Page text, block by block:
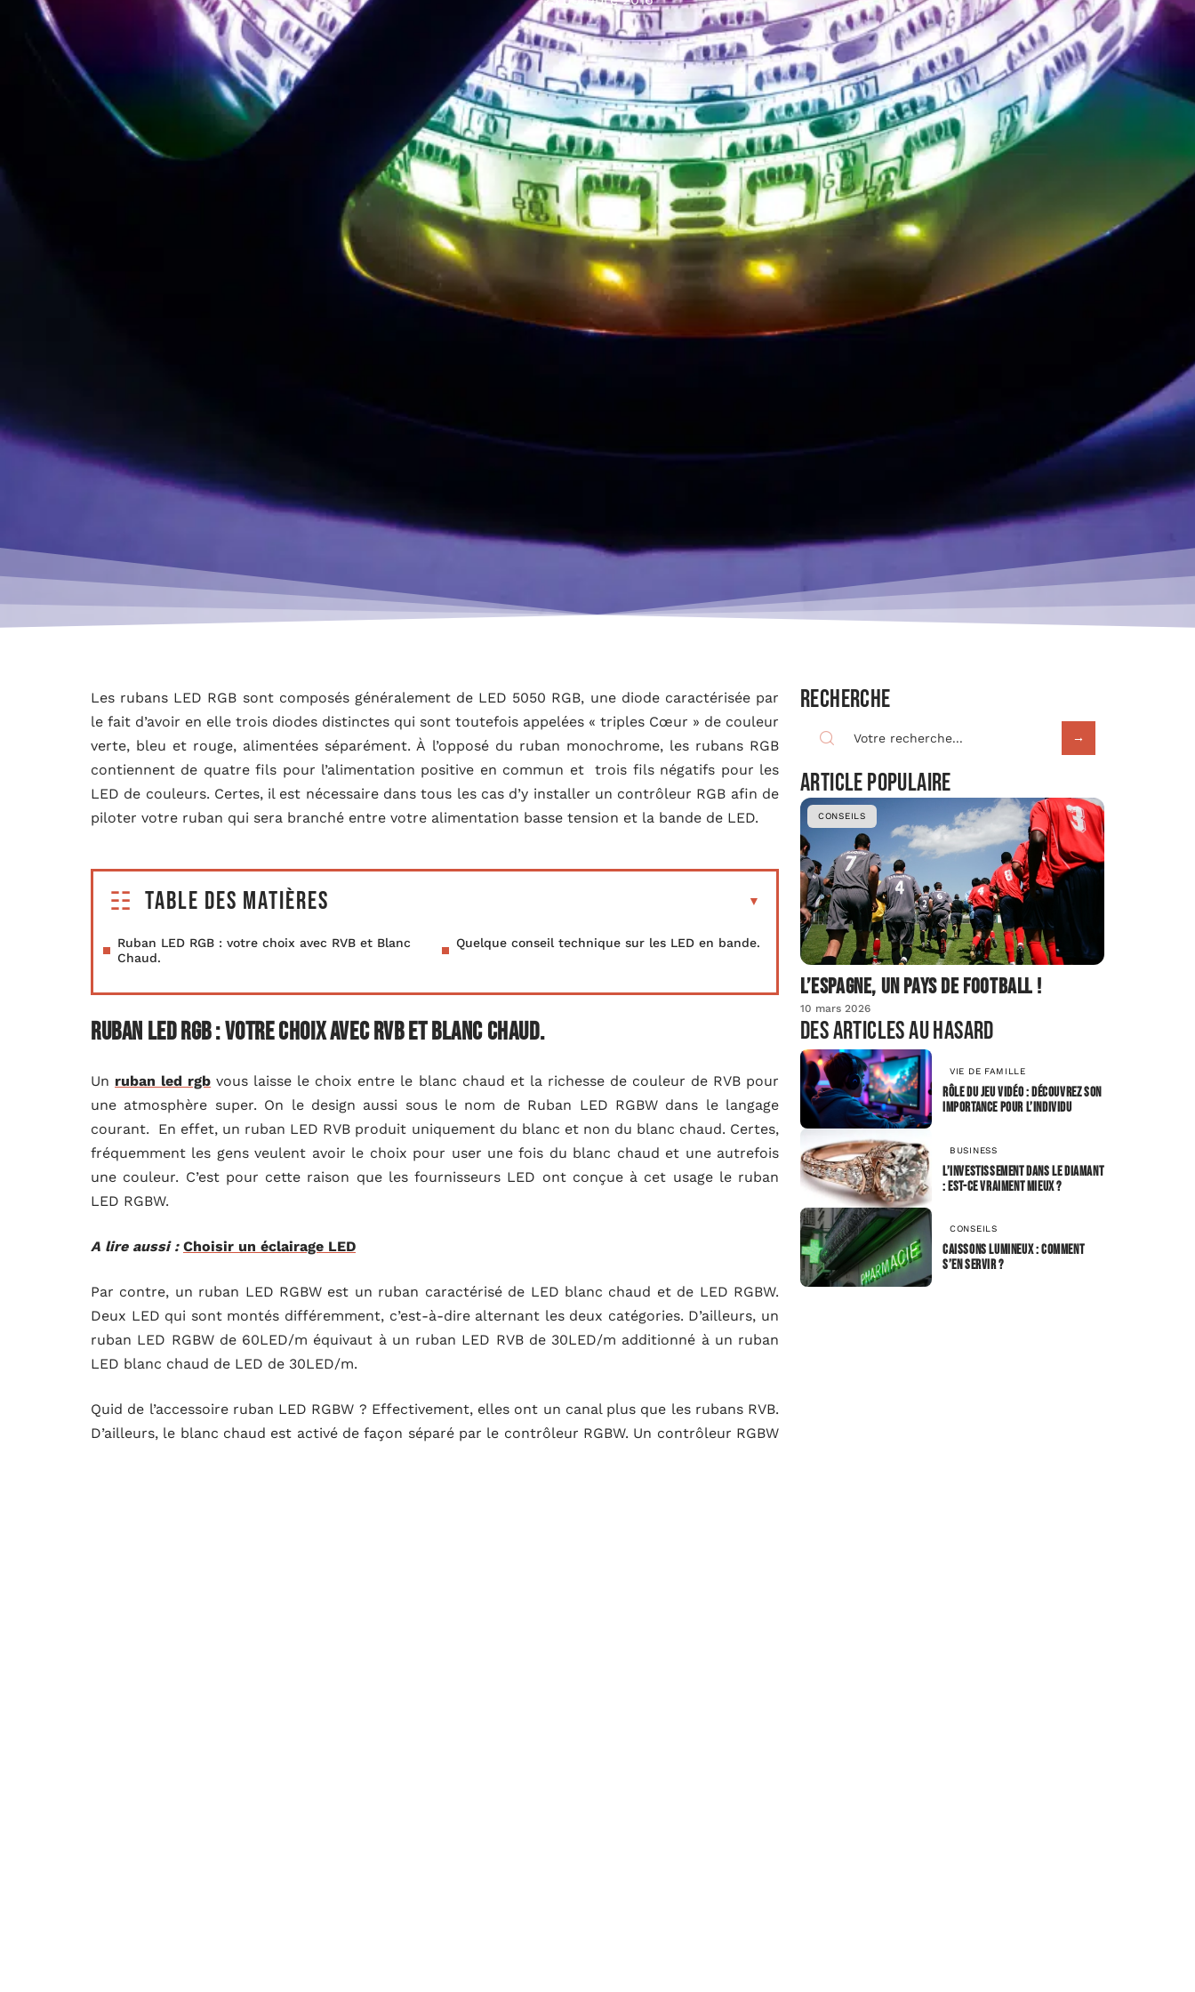
Les rubans LED RGB sont composés généralement de LED 5050 RGB, une diode caractérisée par
le fait d’avoir en elle trois diodes distinctes qui sont toutefois appelées « triples Cœur » de couleur
verte, bleu et rouge, alimentées séparément. À l’opposé du ruban monochrome, les rubans RGB
contiennent de quatre fils pour l’alimentation positive en commun et trois fils négatifs pour les
LED de couleurs. Certes, il est nécessaire dans tous les cas d’y installer un contrôleur RGB afin de
piloter votre ruban qui sera branché entre votre alimentation basse tension et la bande de LED.
Table des matières
Ruban LED RGB : votre choix avec RVB et Blanc
Chaud.
Quelque conseil technique sur les LED en bande.
Ruban LED RGB : votre choix avec RVB et Blanc Chaud.
Un ruban led rgb vous laisse le choix entre le blanc chaud et la richesse de couleur de RVB pour
une atmosphère super. On le design aussi sous le nom de Ruban LED RGBW dans le langage
courant. En effet, un ruban LED RVB produit uniquement du blanc et non du blanc chaud. Certes,
fréquemment les gens veulent avoir le choix pour user une fois du blanc chaud et une autrefois
une couleur. C’est pour cette raison que les fournisseurs LED ont conçue à cet usage le ruban
LED RGBW.
A lire aussi : Choisir un éclairage LED
Par contre, un ruban LED RGBW est un ruban caractérisé de LED blanc chaud et de LED RGBW.
Deux LED qui sont montés différemment, c’est-à-dire alternant les deux catégories. D’ailleurs, un
ruban LED RGBW de 60LED/m équivaut à un ruban LED RVB de 30LED/m additionné à un ruban
LED blanc chaud de LED de 30LED/m.
Quid de l’accessoire ruban LED RGBW ? Effectivement, elles ont un canal plus que les rubans RVB.
D’ailleurs, le blanc chaud est activé de façon séparé par le contrôleur RGBW. Un contrôleur RGBW
Recherche
Article populaire
CONSEILS
L’Espagne, un pays de football !
10 mars 2026
Des articles au hasard
VIE DE FAMILLE
Rôle du jeu vidéo : découvrez son
importance pour l’individu
BUSINESS
L’investissement dans le diamant
: est-ce vraiment mieux ?
CONSEILS
Caissons lumineux : comment
s’en servir ?